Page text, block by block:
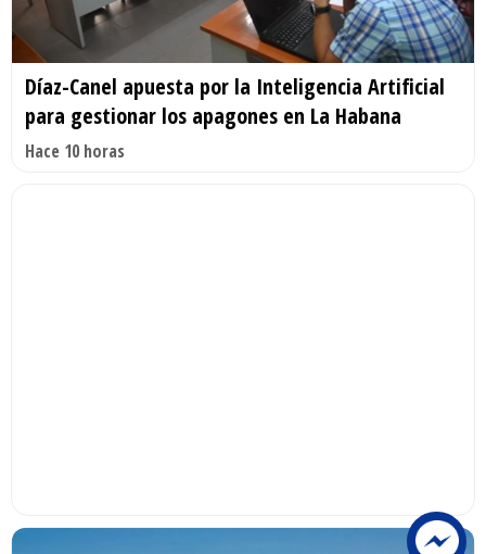
Díaz-Canel apuesta por la Inteligencia Artificial
para gestionar los apagones en La Habana
Hace 10 horas